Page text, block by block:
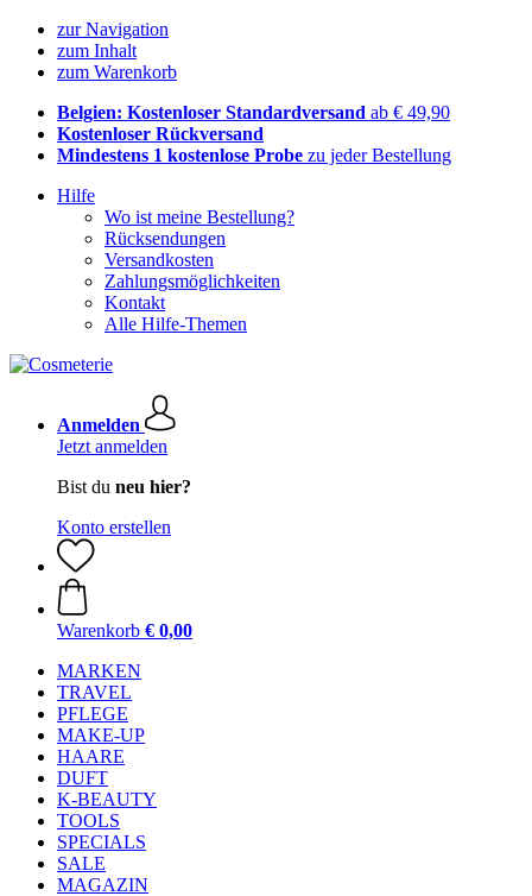
zur Navigation
zum Inhalt
zum Warenkorb
Belgien: Kostenloser Standardversand ab € 49,90
Kostenloser Rückversand
Mindestens 1 kostenlose Probe zu jeder Bestellung
Hilfe
Wo ist meine Bestellung?
Rücksendungen
Versandkosten
Zahlungsmöglichkeiten
Kontakt
Alle Hilfe-Themen
Anmelden
Jetzt anmelden
Bist du neu hier?
Konto erstellen
Warenkorb € 0,00
MARKEN
TRAVEL
PFLEGE
MAKE-UP
HAARE
DUFT
K-BEAUTY
TOOLS
SPECIALS
SALE
MAGAZIN